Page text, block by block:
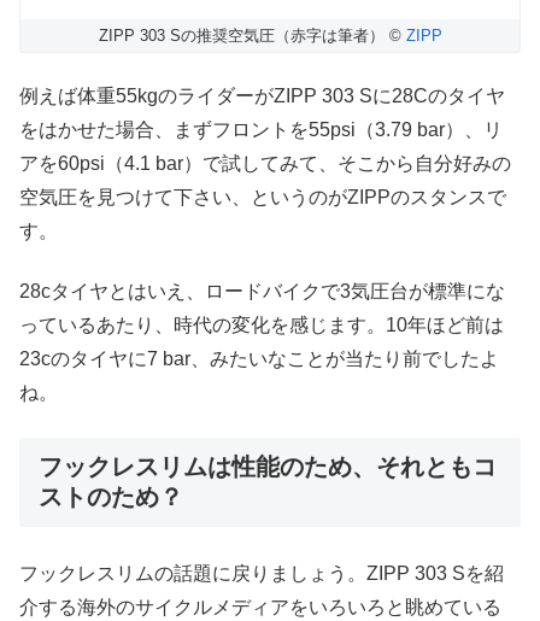
ZIPP 303 Sの推奨空気圧（赤字は筆者） © ZIPP
例えば体重55kgのライダーがZIPP 303 Sに28Cのタイヤ
をはかせた場合、まずフロントを55psi（3.79 bar）、リ
アを60psi（4.1 bar）で試してみて、そこから自分好みの
空気圧を見つけて下さい、というのがZIPPのスタンスで
す。
28cタイヤとはいえ、ロードバイクで3気圧台が標準にな
っているあたり、時代の変化を感じます。10年ほど前は
23cのタイヤに7 bar、みたいなことが当たり前でしたよ
ね。
フックレスリムは性能のため、それともコ
ストのため？
フックレスリムの話題に戻りましょう。ZIPP 303 Sを紹
介する海外のサイクルメディアをいろいろと眺めている